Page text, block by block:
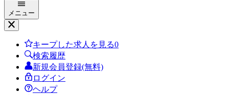
メニュー
キープした求人を見る0
検索履歴
新規会員登録(無料)
ログイン
ヘルプ